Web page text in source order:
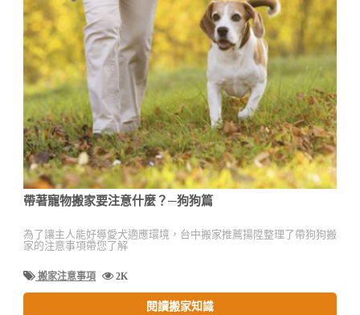
帶著寵物搬家要注意什麼？─狗狗篇
為了讓主人能好導愛犬適應環境，台中搬家推薦揚陞整理了帶狗狗搬
家的注意事項帶您了解
搬家注意事項 2K
閱讀搬家知識